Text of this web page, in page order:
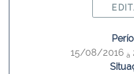
15/08/2016 à